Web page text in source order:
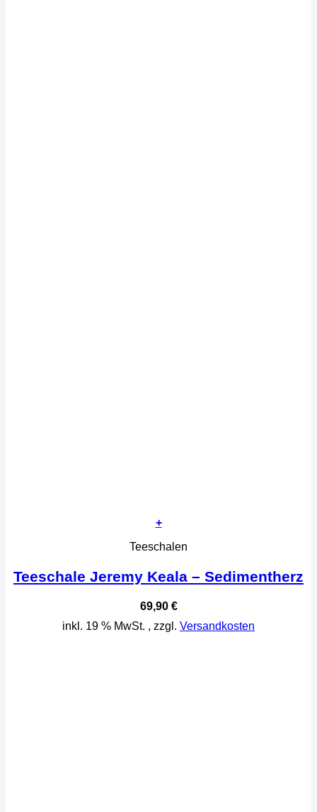
+
Teeschalen
Teeschale Jeremy Keala – Sedimentherz
69,90 €
inkl. 19 % MwSt. , zzgl. Versandkosten